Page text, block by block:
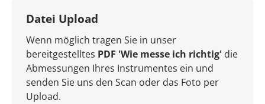
Datei Upload
Wenn möglich tragen Sie in unser
bereitgestelltes PDF 'Wie messe ich richtig' die
Abmessungen Ihres Instrumentes ein und
senden Sie uns den Scan oder das Foto per
Upload.